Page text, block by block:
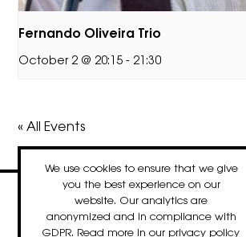
Fernando Oliveira Trio
October 2 @ 20:15 - 21:30
« All Events
contact newsletter
© 2020-2026 droog
We use cookies to ensure that we give
you the best experience on our
website. Our analytics are
anonymized and in compliance with
GDPR. Read more in our privacy policy